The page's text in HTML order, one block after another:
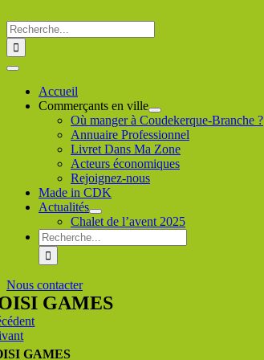
au
contenu
Rechercher
:
Toggle
NavigationAccueil
Commerçants en ville
Où manger à Coudekerque-Branche ?
Annuaire Professionnel
Livret Dans Ma Zone
Acteurs économiques
Rejoignez-nous
Made in CDK
Actualités
Chalet de l’avent 2025
Rechercher
:
Nous contacter
GAMES
GAMES